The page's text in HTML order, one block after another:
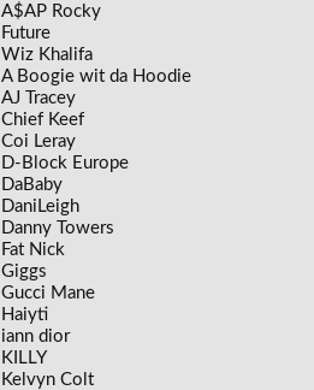
A$AP Rocky
Future
Wiz Khalifa
A Boogie wit da Hoodie
AJ Tracey
Chief Keef
Coi Leray
D-Block Europe
DaBaby
DaniLeigh
Danny Towers
Fat Nick
Giggs
Gucci Mane
Haiyti
iann dior
KILLY
Kelvyn Colt